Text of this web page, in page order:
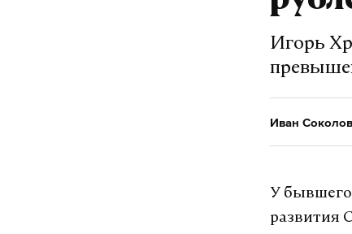
Макс
Татьяна
Игорь
Иван Соколов
У бывшего
развития